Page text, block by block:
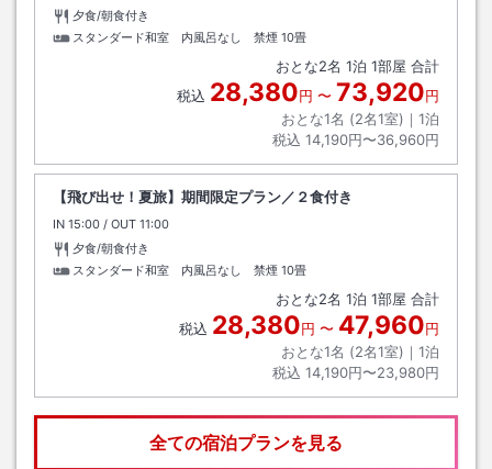
夕食/朝食付き
スタンダード和室 内風呂なし 禁煙 10畳
おとな2名 1泊 1部屋 合計
税込 28,380円 〜 73,920円
おとな1名 (2名1室)｜ 1泊
税込 14,190円〜36,960円
【飛び出せ！夏旅】期間限定プラン／２食付き
IN チェックイン
15:00 / OUT チェックアウト
11:00
夕食/朝食付き
スタンダード和室 内風呂なし 禁煙 10畳
おとな2名 1泊 1部屋 合計
税込 28,380円 〜 47,960円
おとな1名 (2名1室)｜ 1泊
税込 14,190円〜23,980円
全ての宿泊プランを見る